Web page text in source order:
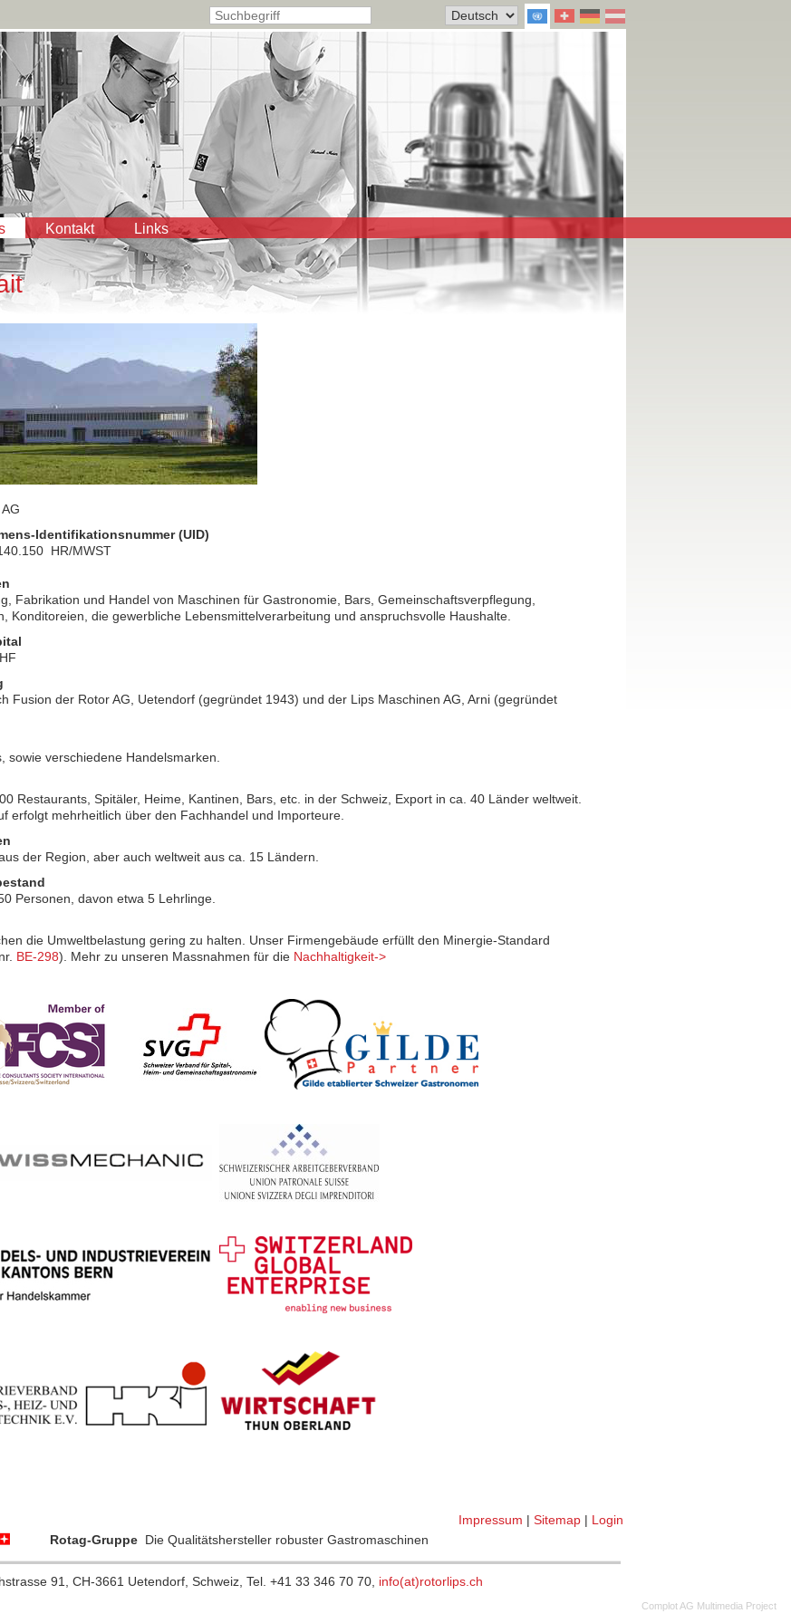
Kontakt Links
Identifikationsnummer (UID)
HR/MWST
Fabrikation und Handel von Maschinen für Gastronomie, Bars, Gemeinschaftsverpflegung,
Konditoreien, die gewerbliche Lebensmittelverarbeitung und anspruchsvolle Haushalte.
Fusion der Rotor AG, Uetendorf (gegründet 1943) und der Lips Maschinen AG, Arni (gegründet
sowie verschiedene Handelsmarken.
Restaurants, Spitäler, Heime, Kantinen, Bars, etc. in der Schweiz, Export in ca. 40 Länder weltweit.
erfolgt mehrheitlich über den Fachhandel und Importeure.
der Region, aber auch weltweit aus ca. 15 Ländern.
Personen, davon etwa 5 Lehrlinge.
die Umweltbelastung gering zu halten. Unser Firmengebäude erfüllt den Minergie-Standard
BE-298). Mehr zu unseren Massnahmen für die Nachhaltigkeit->
Impressum | Sitemap | Login
Rotag-Gruppe Die Qualitätshersteller robuster Gastromaschinen
91, CH-3661 Uetendorf, Schweiz, Tel. +41 33 346 70 70, info(at)rotorlips.ch
Complot AG Multimedia Project